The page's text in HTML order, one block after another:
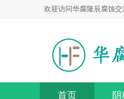
欢迎访问华腐隆辰腐蚀交
首页